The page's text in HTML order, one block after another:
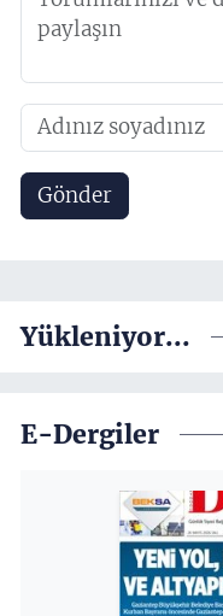
Gönder
Yükleniyor...
E-Dergiler